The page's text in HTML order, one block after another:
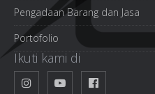
Pengadaan Barang dan Jasa
Portofolio
Ikuti kami di